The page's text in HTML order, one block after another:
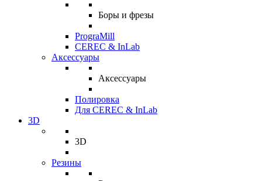
Боры и фрезы
PrograMill
CEREC & InLab
Аксессуары
Аксессуары
Полировка
Для CEREC & InLab
3D
3D
Резины